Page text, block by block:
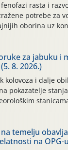
rasta i
potrebe za
oborina uz
utječe na rast i
će se nastaviti.
Pelješcu:
, max. temp. […]
za jabuku i
8. 2026.)
kolovoza i dalje
pokazatelje
od cb 200)
ne
na biljke, koji,
temelju
na OPG-u